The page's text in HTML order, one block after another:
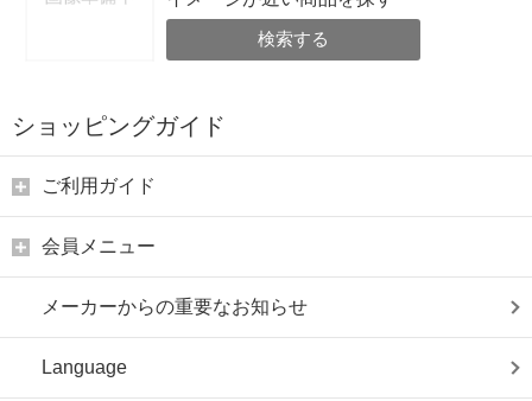
検索する
ショッピングガイド
ご利用ガイド
会員メニュー
メーカーからの重要なお知らせ
Language